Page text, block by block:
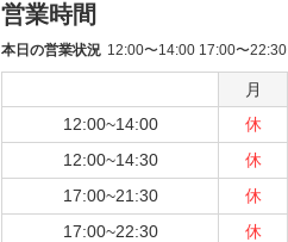
営業時間
本日の営業状況 12:00〜14:00 17:00〜22:30
月
12:00~14:00
休
12:00~14:30
休
17:00~21:30
休
17:00~22:30
休